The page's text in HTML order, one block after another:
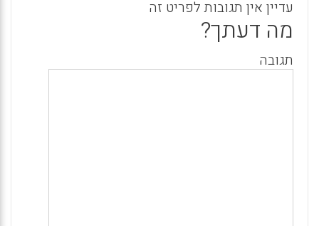
עדיין אין תגובות לפריט זה
מה דעתך?
תגובה